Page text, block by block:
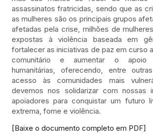
assassinatos fratricidas, sendo que as
as mulheres são os principais grupos
afetadas pela crise, milhões de
expostas à violência baseada em
fortalecer as iniciativas de paz em curso
comunitário e aumentar o apoio
humanitárias, oferecendo, entre
acesso às comunidades mais
devemos nos solidarizar com nossas
apoiadores para conquistar um futuro
extrema, fome e violência.
[Baixe o documento completo em PDF]